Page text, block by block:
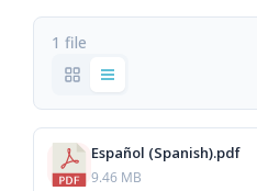
1 file
Español (Spanish).pdf
9.46 MB